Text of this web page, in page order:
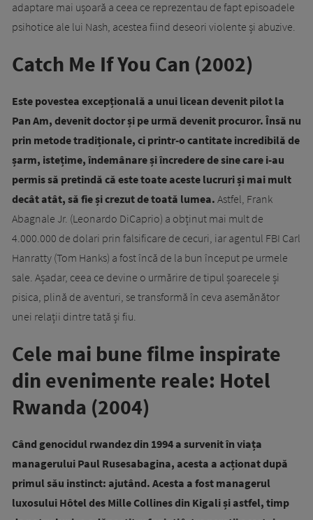
adaptare mai ușoară a ceea ce reprezentau de fapt episoadele
psihotice ale lui Nash, acestea fiind deseori violente și abuzive.
Catch Me If You Can (2002)
Este povestea excepțională a unui licean devenit pilot la
Pan Am, devenit doctor și pe urmă devenit procuror. Însă nu
prin metode tradiționale, ci printr-o cantitate incredibilă de
șarm, istețime, îndemânare și încredere de sine care i-au
permis să pretindă că este toate aceste lucruri și mai mult
decât atât, să fie și crezut de toată lumea. Astfel, Frank
Abagnale Jr. (Leonardo DiCaprio) a obținut mai mult de
4.000.000 de dolari prin falsificare de cecuri, iar agentul FBI Carl
Hanratty (Tom Hanks) a fost încă de la bun început pe urmele
sale. Așadar, ceea ce devine o urmărire de tipul șoarecele și
pisica, plină de aventuri, se transformă în ceva asemănător
unei relații dintre tată și fiu.
Cele mai bune filme inspirate
din evenimente reale: Hotel
Rwanda (2004)
Când genocidul rwandez din 1994 a survenit în viața
managerului Paul Rusesabagina, acesta a acționat după
primul său instinct: ajutând. Acesta a fost managerul
luxosului Hôtel des Mille Collines din Kigali și astfel, timp